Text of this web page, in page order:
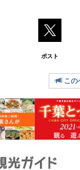
ポスト
この